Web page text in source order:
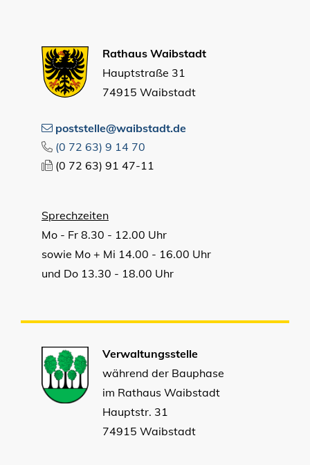
Rathaus Waibstadt
Hauptstraße 31
74915 Waibstadt
poststelle@waibstadt.de
(0 72 63) 9 14 70
(0 72 63) 91 47-11
Sprechzeiten
Mo - Fr 8.30 - 12.00 Uhr
sowie Mo + Mi 14.00 - 16.00 Uhr
und Do 13.30 - 18.00 Uhr
Verwaltungsstelle
während der Bauphase
im Rathaus Waibstadt
Hauptstr. 31
74915 Waibstadt